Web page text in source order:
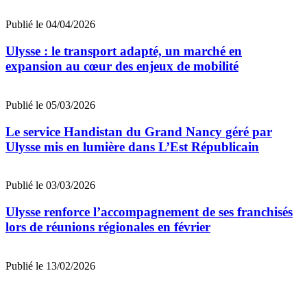
Publié le 04/04/2026
Ulysse : le transport adapté, un marché en
expansion au cœur des enjeux de mobilité
Publié le 05/03/2026
Le service Handistan du Grand Nancy géré par
Ulysse mis en lumière dans L’Est Républicain
Publié le 03/03/2026
Ulysse renforce l’accompagnement de ses franchisés
lors de réunions régionales en février
Publié le 13/02/2026